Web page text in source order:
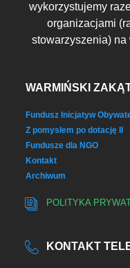
wykorzystujemy
organizacjami
stowarzyszenia)
WARMIŃSKI
Fundusz Inicjatyw
Z pomysłem po dotację II
Fundusze dla NGO
Kontakt
Archiwum
POLITYKA
KONTAKT